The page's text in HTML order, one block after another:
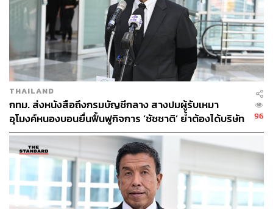
THAILAND
กทม. ส่งหนังสือถึงกรมบัญชีกลาง สางปมผู้รับเหมา
อุโมงค์หนองบอนยื่นฟื้นฟูกิจการ ‘ชัชชาติ’ ย้ำต้องได้บริษัท
มั่นคง เร่งแก้บิ๊กโปรเจกต์ดีเลย์
96